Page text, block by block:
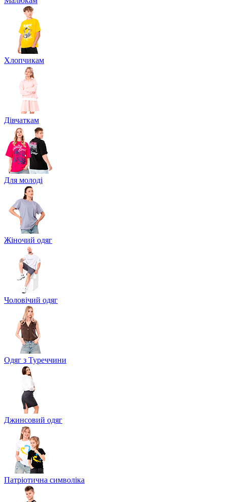
Хлопчикам
Дівчаткам
Для молоді
Жіночий одяг
Чоловічий одяг
Одяг з Туреччини
Джинсовий одяг
Патріотична символіка